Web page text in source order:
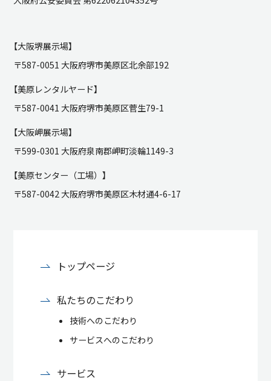
【大阪堺展示場】
〒587-0051 大阪府堺市美原区北余部192
【美原レンタルヤード】
〒587-0041 大阪府堺市美原区菅生79-1
【大阪岬展示場】
〒599-0301 大阪府泉南郡岬町淡輪1149-3
【美原センター（工場）】
〒587-0042 大阪府堺市美原区木材通4-6-17
トップページ
私たちのこだわり
技術へのこだわり
サービスへのこだわり
サービス